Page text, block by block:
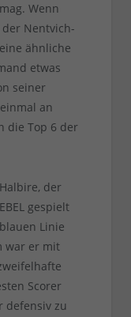
Wenn
Nentvich-
ähnliche
etwas
seiner
an
die Top 6 der
der
gespielt
Linie
war er mit
Scorer
defensiv zu